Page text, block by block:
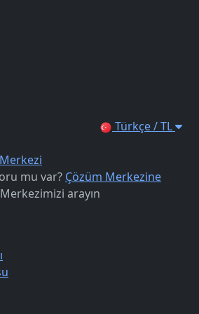
Türkçe / TL
mu var? Çözüm Merkezine
Merkezimizi arayın